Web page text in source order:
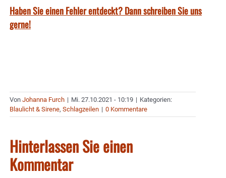
Haben Sie einen Fehler entdeckt? Dann schreiben Sie uns
gerne!
Von Johanna Furch | Mi. 27.10.2021 - 10:19 | Kategorien:
Blaulicht & Sirene, Schlagzeilen | 0 Kommentare
Hinterlassen Sie einen
Kommentar